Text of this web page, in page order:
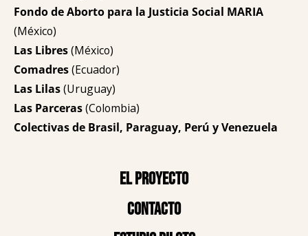
Fondo de Aborto para la Justicia Social MARIA
(México)
Las Libres(México)
Comadres(Ecuador)
Las Lilas(Uruguay)
Las Parceras(Colombia)
Colectivas de Brasil, Paraguay, Perú y Venezuela
El proyecto
Contacto